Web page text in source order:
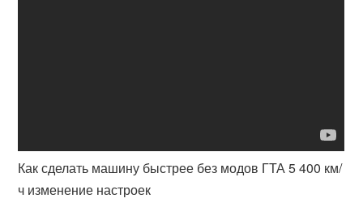
Как сделать машину быстрее без модов ГТА 5 400 км/
ч изменение настроек